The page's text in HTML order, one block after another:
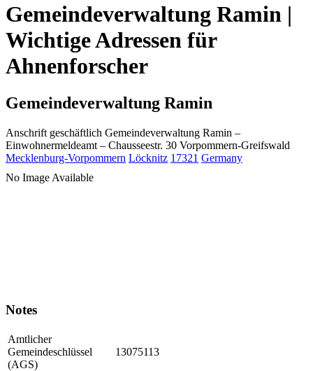
Gemeindeverwaltung Ramin |
Wichtige Adressen für
Ahnenforscher
Gemeindeverwaltung Ramin
Anschrift geschäftlich Gemeindeverwaltung Ramin –
Einwohnermeldeamt – Chausseestr. 30 Vorpommern-Greifswald
Mecklenburg-Vorpommern Löcknitz 17321 Germany
No Image Available
Notes
Amtlicher
Gemeindeschlüssel
(AGS)
13075113